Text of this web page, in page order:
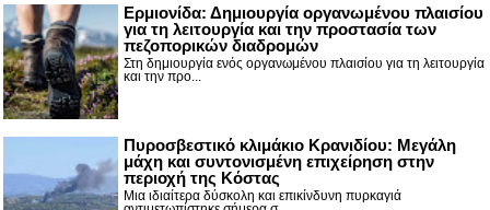
Ερμιονίδα: Δημιουργία οργανωμένου πλαισίου
για τη λειτουργία και την προστασία των
πεζοπορικών διαδρομών
Στη δημιουργία ενός οργανωμένου πλαισίου για τη λειτουργία
και την προ...
Πυροσβεστικό κλιμάκιο Κρανιδίου: Μεγάλη
μάχη και συντονισμένη επιχείρηση στην
περιοχή της Κόστας
Μια ιδιαίτερα δύσκολη και επικίνδυνη πυρκαγιά